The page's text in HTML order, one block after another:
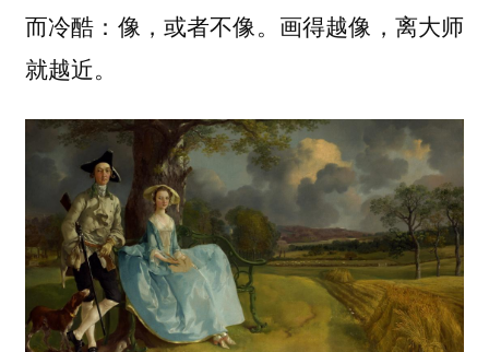
而冷酷：像，或者不像。画得越像，离大师
就越近。